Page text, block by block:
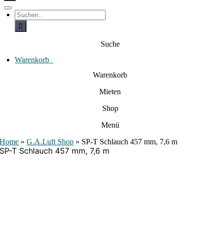
hT
o
a
S
u
h
c
h
Suche
Warenkorb
Warenkorb
Mieten
Shop
Menü
Home »G.A.Luft Shop » SP-T Schlauch 457 mm, 7,6 m
SP-T Schlauch 457 mm, 7,6 m